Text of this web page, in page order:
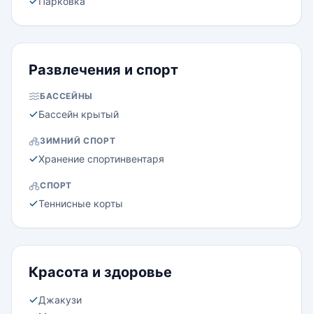
Развлечения и спорт
БАССЕЙНЫ
Бассейн крытый
ЗИМНИЙ СПОРТ
Хранение спортинвентаря
СПОРТ
Теннисные корты
Красота и здоровье
Джакузи